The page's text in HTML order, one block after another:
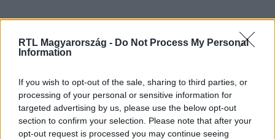
RTL Magyarország - Do Not Process My Personal
Information
If you wish to opt-out of the sale, sharing to third parties, or
processing of your personal or sensitive information for
targeted advertising by us, please use the below opt-out
section to confirm your selection. Please note that after your
opt-out request is processed you may continue seeing
Kövess minket, és értesülj a friss hírekről a
Facebookon is!